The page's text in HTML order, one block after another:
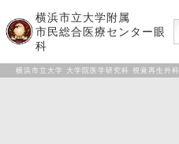
横浜市立大学附属
市民総合医療センター眼
科